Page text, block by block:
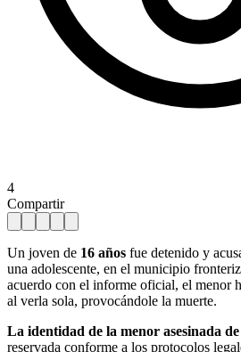
4
Compartir
Un joven de 16 años fue detenido y
una adolescente, en el municipio
acuerdo con el informe oficial, el menor
al verla sola, provocándole la muerte.
La identidad de la menor asesinada de
reservada conforme a los protocolos